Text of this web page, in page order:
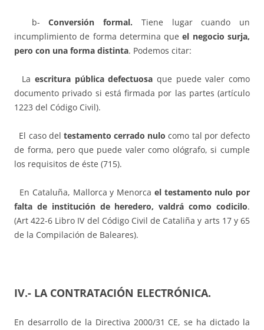
b-Conversión formal. Tiene lugar cuando un
incumplimiento de forma determina queel negocio surja,
pero con una forma distinta. Podemos citar:
La escritura pública defectuosa que puede valer como
documento privado si está firmada por las partes (artículo
1223 del Código Civil).
El caso del testamento cerrado nulo como tal por defecto
de forma, pero que puede valer como ológrafo, si cumple
los requisitos de éste (715).
En Cataluña, Mallorca y Menorca el testamento nulo por
falta de institución de heredero, valdrácomo codicilo.
(Art 422-6 Libro IV del Código Civil de Cataliña y arts 17 y 65
de la Compilación de Baleares).
IV.- LA CONTRATACIÓN ELECTRÓNICA.
En desarrollo de la Directiva 2000/31 CE, se ha dictado la